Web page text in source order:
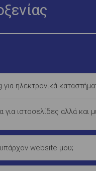
ηλεκτρονικά
για ιστοσελίδες αλλά και
website μου;